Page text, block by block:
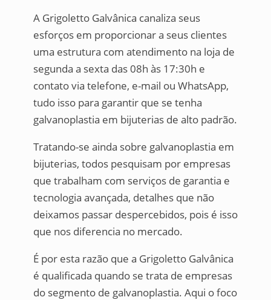
A Grigoletto Galvânica canaliza seus
esforços em proporcionar a seus clientes
uma estrutura com atendimento na loja de
segunda a sexta das 08h às 17:30h e
contato via telefone, e-mail ou WhatsApp,
tudo isso para garantir que se tenha
galvanoplastia em bijuterias de alto padrão.
Tratando-se ainda sobre galvanoplastia em
bijuterias, todos pesquisam por empresas
que trabalham com serviços de garantia e
tecnologia avançada, detalhes que não
deixamos passar despercebidos, pois é isso
que nos diferencia no mercado.
É por esta razão que a Grigoletto Galvânica
é qualificada quando se trata de empresas
do segmento de galvanoplastia. Aqui o foco